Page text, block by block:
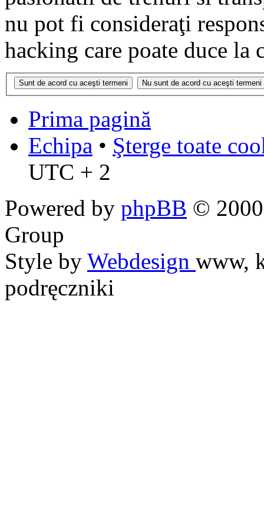
nu pot fi consideraţi
hacking care poate duce la
Prima pagină
Echipa • Şterge toate
UTC + 2
Powered by phpBB ©
Group
Style by Webdesign www,
podręczniki